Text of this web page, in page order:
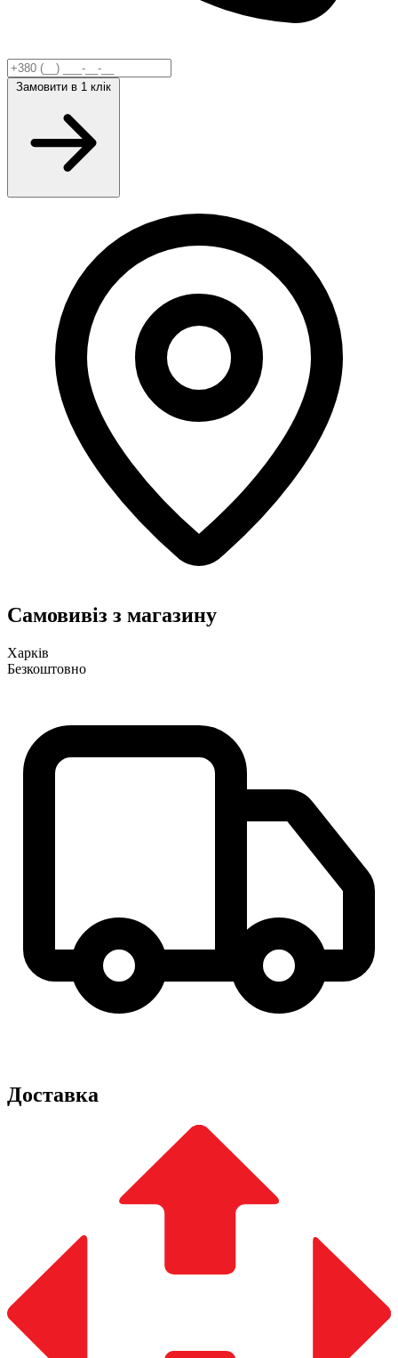
Замовити в 1 клік
Самовивіз з магазину
Харків
Безкоштовно
Доставка